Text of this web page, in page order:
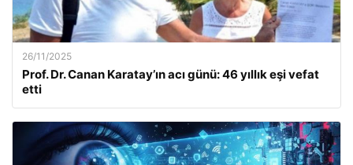
26/11/2025
Prof. Dr. Canan Karatay’ın acı günü: 46 yıllık eşi vefat
etti